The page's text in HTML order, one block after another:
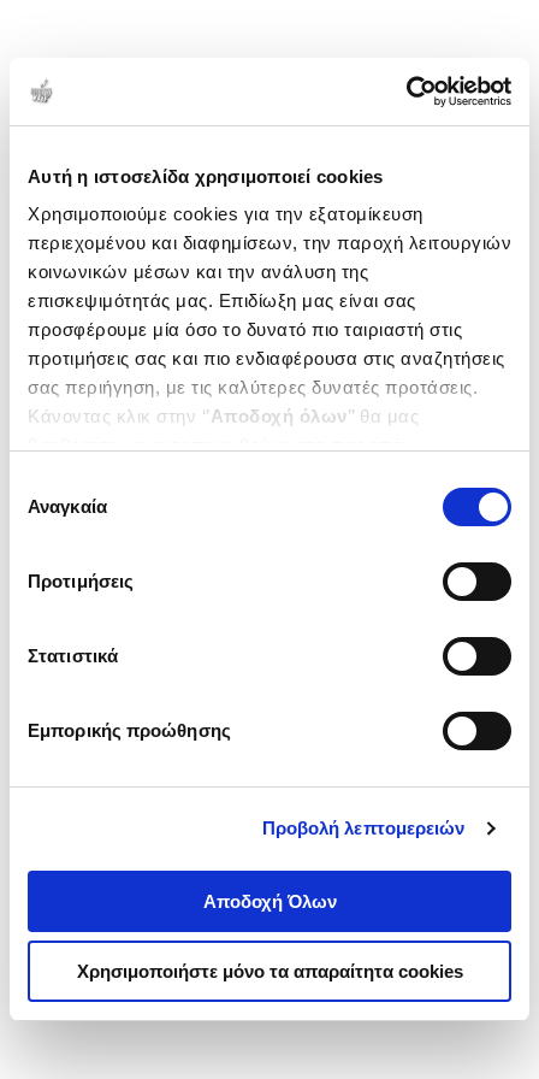
Αυτή η ιστοσελίδα χρησιμοποιεί cookies
Χρησιμοποιούμε cookies για την εξατομίκευση
περιεχομένου και διαφημίσεων, την παροχή λειτουργιών
κοινωνικών μέσων και την ανάλυση της
επισκεψιμότητάς μας. Επιδίωξη μας είναι σας
προσφέρουμε μία όσο το δυνατό πιο ταιριαστή στις
προτιμήσεις σας και πιο ενδιαφέρουσα στις αναζητήσεις
σας περιήγηση, με τις καλύτερες δυνατές προτάσεις.
Κάνοντας κλικ στην ‘’Αποδοχή όλων’’ θα μας
ενδιαφέρουν και να επιλέξετε από τα παρακάτω με την
΄΄και να ενημερωθείτε σχετικά με
συγκατάθεσης
Αναγκαία
Προτιμήσεις
Στατιστικά
Εμπορικής προώθησης
Προβολή λεπτομερειών
Αποδοχή Όλων
Χρησιμοποιήστε μόνο τα απαραίτητα cookies